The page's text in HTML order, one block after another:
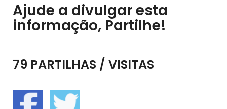
Ajude a divulgar esta
informação, Partilhe!
79 PARTILHAS / VISITAS